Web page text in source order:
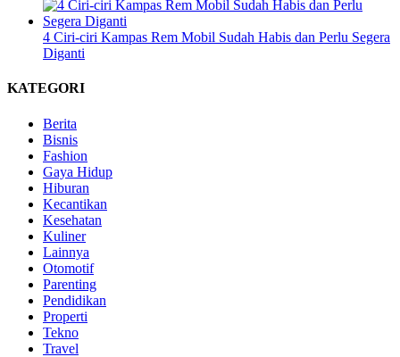
4 Ciri-ciri Kampas Rem Mobil Sudah Habis dan Perlu Segera
Diganti
KATEGORI
Berita
Bisnis
Fashion
Gaya Hidup
Hiburan
Kecantikan
Kesehatan
Kuliner
Lainnya
Otomotif
Parenting
Pendidikan
Properti
Tekno
Travel